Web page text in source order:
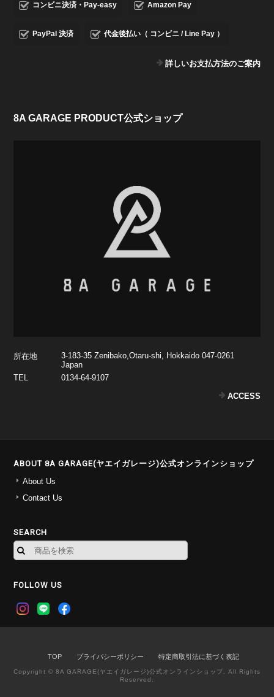
コンビニ決済・Pay-easy Amazon Pay
PayPal 決済 代金後払い（ コンビニ / Line Pay ）
詳しいお支払方法のご案内
8A GARAGE PRODUCT公式ショップ
所在地
3-183-35 Zenibako,Otaru-shi, Hokkaido 047-0261
Japan
TEL
0134-64-9107
ACCESS
ABOUT 8A GARAGE(ヤエイガレージ)公式オンラインショップ
About Us
Contact Us
SEARCH
FOLLOW US
TOP プライバシーポリシー 特定商取引法に基づく表記
Copyright © 8A GARAGE(ヤエイガレージ)公式オンラインショップ. All Rights
Reserved.